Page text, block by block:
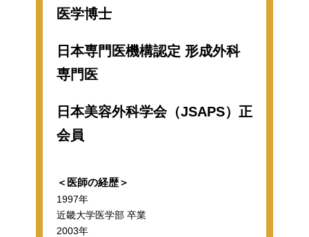
医学博士
日本専門医機構認定 形成外科
専門医
日本美容外科学会（JSAPS）正
会員
＜医師の経歴＞
1997年
近畿大学医学部 卒業
2003年